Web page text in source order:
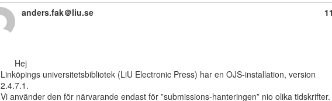
anders.fak＠liu.se
Linköpings universitetsbibliotek (LiU Electronic Press) har en OJS-installation, version
2.4.7.1.